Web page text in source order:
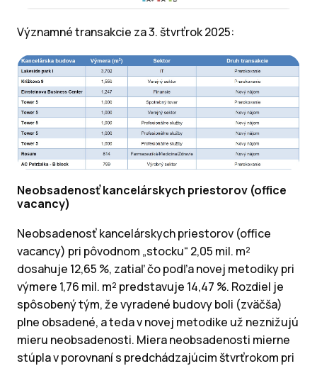
Významné transakcie za 3. štvrťrok 2025:
Neobsadenosť kancelárskych priestorov (office
vacancy)
Neobsadenosť kancelárskych priestorov (office
vacancy) pri pôvodnom „stocku“ 2,05 mil. m²
dosahuje 12,65 %, zatiaľ čo podľa novej metodiky pri
výmere 1,76 mil. m² predstavuje 14,47 %. Rozdiel je
spôsobený tým, že vyradené budovy boli (zväčša)
plne obsadené, a teda v novej metodike už neznižujú
mieru neobsadenosti. Miera neobsadenosti mierne
stúpla v porovnaní s predchádzajúcim štvrťrokom pri